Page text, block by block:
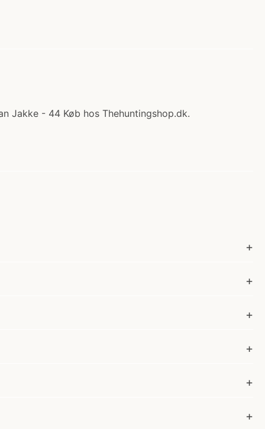
Jakke - 44 Køb hos Thehuntingshop.dk.